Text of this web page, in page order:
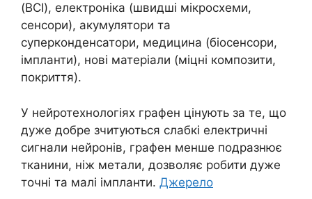
(BCI), електроніка (швидші мікросхеми,
сенсори), акумулятори та
суперконденсатори, медицина (біосенсори,
імпланти), нові матеріали (міцні композити,
покриття).
У нейротехнологіях графен цінують за те, що
дуже добре зчитуються слабкі електричні
сигнали нейронів, графен менше подразнює
тканини, ніж метали, дозволяє робити дуже
точні та малі імпланти. Джерело